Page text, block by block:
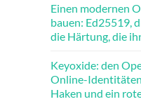
Einen modernen
bauen: Ed25519,
die Härtung, die
Keyoxide: den
Online-
Haken und ein